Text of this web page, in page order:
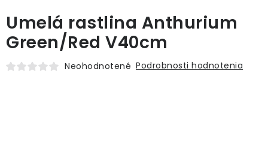
SERVIS INTERIÉROVEJ ZELENE
Umelá rastlina Anthurium
Green/Red V40cm
Neohodnotené Podrobnosti hodnotenia